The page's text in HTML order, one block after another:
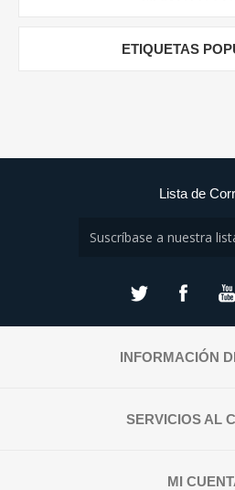
ETIQUETAS
Lista de
INFORMACIÓN
SERVICIOS AL
MI